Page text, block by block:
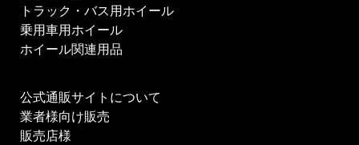
トラック・バス用ホイール
乗用車用ホイール
ホイール関連用品
公式通販サイトについて
業者様向け販売
販売店様